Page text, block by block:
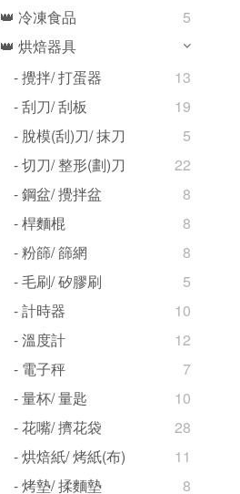
👑 冷凍食品
5
👑 烘焙器具
- 攪拌/ 打蛋器
13
- 刮刀/ 刮板
19
- 脫模(刮)刀/ 抹刀
5
- 切刀/ 整形(劃)刀
22
- 鋼盆/ 攪拌盆
8
- 桿麵棍
8
- 粉篩/ 篩網
8
- 毛刷/ 矽膠刷
5
- 計時器
10
- 溫度計
12
- 電子秤
7
- 量杯/ 量匙
10
- 花嘴/ 擠花袋
28
- 烘焙紙/ 烤紙(布)
11
- 烤墊/ 揉麵墊
8